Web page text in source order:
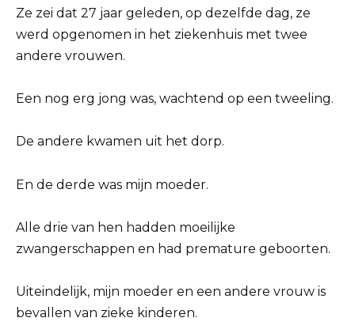
Ze zei dat 27 jaar geleden, op dezelfde dag, ze
werd opgenomen in het ziekenhuis met twee
andere vrouwen.
Een nog erg jong was, wachtend op een tweeling.
De andere kwamen uit het dorp.
En de derde was mijn moeder.
Alle drie van hen hadden moeilijke
zwangerschappen en had premature geboorten.
Uiteindelijk, mijn moeder en een andere vrouw is
bevallen van zieke kinderen.